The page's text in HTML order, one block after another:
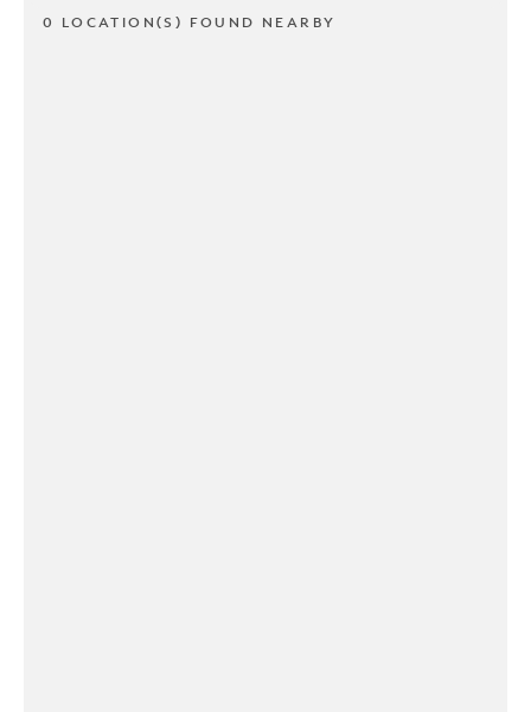
0 LOCATION(S) FOUND NEARBY